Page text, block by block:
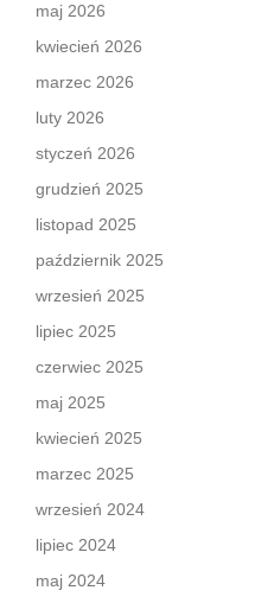
maj 2026
kwiecień 2026
marzec 2026
luty 2026
styczeń 2026
grudzień 2025
listopad 2025
październik 2025
wrzesień 2025
lipiec 2025
czerwiec 2025
maj 2025
kwiecień 2025
marzec 2025
wrzesień 2024
lipiec 2024
maj 2024